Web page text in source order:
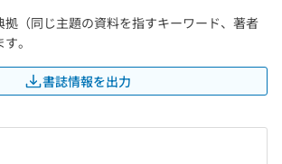
拠（同じ主題の資料を指すキーワード、著者
。
書誌情報を出力